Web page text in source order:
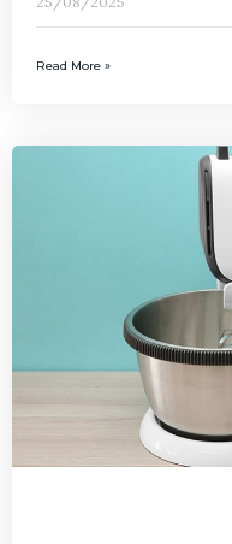
Read More »